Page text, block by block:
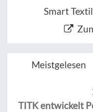
Smart
Meistgelesen
TITK entwickelt